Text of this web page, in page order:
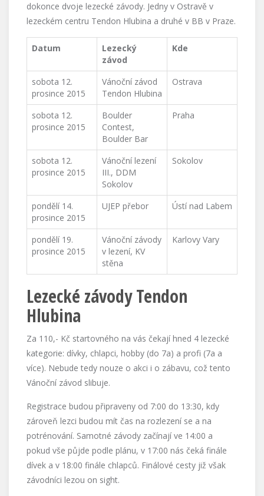
dokonce dvoje lezecké závody. Jedny v Ostravě v
lezeckém centru Tendon Hlubina a druhé v BB v Praze.
Datum
Lezecký
závod
Kde
sobota 12.
prosince 2015
Vánoční závod
Tendon Hlubina
Ostrava
sobota 12.
prosince 2015
Boulder
Contest,
Boulder Bar
Praha
sobota 12.
prosince 2015
Vánoční lezení
III., DDM
Sokolov
Sokolov
pondělí 14.
prosince 2015
UJEP přebor Ústí nad Labem
pondělí 19.
prosince 2015
Vánoční závody
v lezení, KV
stěna
Karlovy Vary
Lezecké závody Tendon
Hlubina
Za 110,- Kč startovného na vás čekají hned 4 lezecké
kategorie: dívky, chlapci, hobby (do 7a) a profi (7a a
více). Nebude tedy nouze o akci i o zábavu, což tento
Vánoční závod slibuje.
Registrace budou připraveny od 7:00 do 13:30, kdy
zároveň lezci budou mít čas na rozlezení se a na
potrénování. Samotné závody začínají ve 14:00 a
pokud vše půjde podle plánu, v 17:00 nás čeká finále
dívek a v 18:00 finále chlapců. Finálové cesty již však
závodníci lezou on sight.